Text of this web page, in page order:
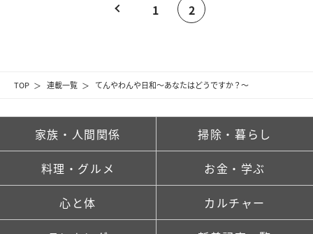
TOP 連載一覧 てんやわんや日和～あなたはどうですか？～
1 2
家族・人間関係 掃除・暮らし
料理・グルメ お金・学ぶ
心と体 カルチャー